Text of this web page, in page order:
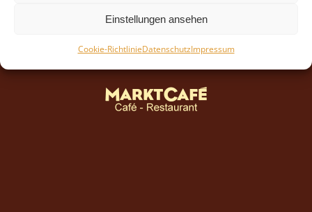
Einstellungen ansehen
Cookie-RichtlinieDatenschutzImpressum